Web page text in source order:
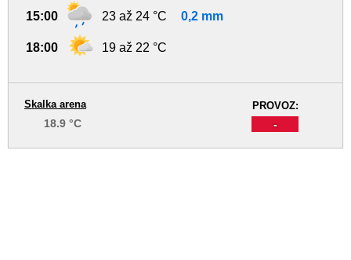
15:00 23 až 24 °C 0,2 mm
18:00 19 až 22 °C
PROVOZ:
-
Skalka arena
18.9 °C